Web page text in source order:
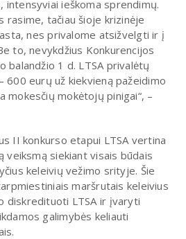
intensyviai ieškoma sprendimų.
rasime, tačiau šioje krizinėje
nes privalome atsižvelgti ir į
to, nevykdžius Konkurencijos
1 d. LTSA privalėtų
600 eurų už kiekvieną pažeidimo
mokesčių mokėtojų pinigai“, –
II konkurso etapui LTSA vertina
veiksmą siekiant visais būdais
keleivių vežimo srityje. Šie
maršrutais keleivius
diskredituoti LTSA ir įvaryti
galimybės keliauti